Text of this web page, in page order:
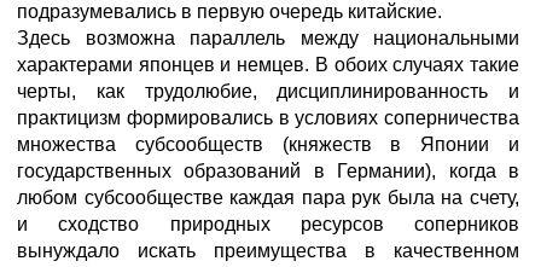
подразумевались в первую очередь китайские.
Здесь возможна параллель между национальными
характерами японцев и немцев. В обоих случаях такие
черты, как трудолюбие, дисциплинированность и
практицизм формировались в условиях соперничества
множества субсообществ (княжеств в Японии и
государственных образований в Германии), когда в
любом субсообществе каждая пара рук была на счету,
и сходство природных ресурсов соперников
вынуждало искать преимущества в качественном